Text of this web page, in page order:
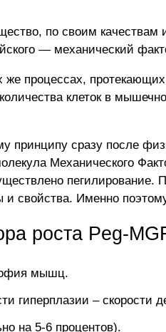
по своим
― механический
процессах,
клеток в
принципу сразу после
Механического
свойства. Именно
роста Peg-
мышц.
гиперплазии – скорости
на 5-6 процентов).